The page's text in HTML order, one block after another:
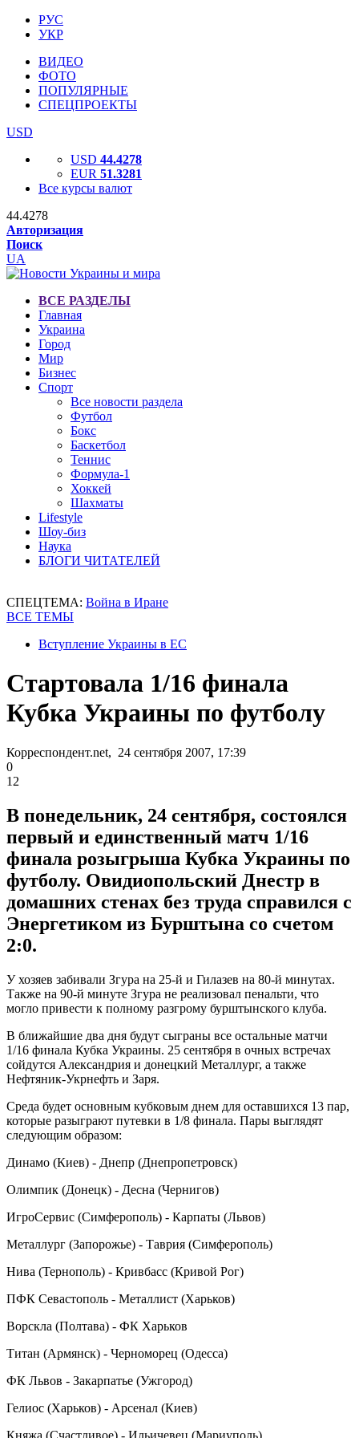
РУС
УКР
ВИДЕО
ФОТО
ПОПУЛЯРНЫЕ
СПЕЦПРОЕКТЫ
USD
USD 44.4278
EUR 51.3281
Все курсы валют
44.4278
Авторизация
Поиск
UA
ВСЕ РАЗДЕЛЫ
Главная
Украина
Город
Мир
Бизнес
Спорт
Все новости раздела
Футбол
Бокс
Баскетбол
Теннис
Формула-1
Хоккей
Шахматы
Lifestyle
Шоу-биз
Наука
БЛОГИ ЧИТАТЕЛЕЙ
СПЕЦТЕМА: Война в Иране
ВСЕ ТЕМЫ
Вступление Украины в ЕС
Стартовала 1/16 финала
Кубка Украины по футболу
Корреспондент.net, 24 сентября 2007, 17:39
0
12
В понедельник, 24 сентября, состоялся
первый и единственный матч 1/16
финала розыгрыша Кубка Украины по
футболу. Овидиопольский Днестр в
домашних стенах без труда справился с
Энергетиком из Бурштына со счетом
2:0.
У хозяев забивали Згура на 25-й и Гилазев на 80-й минутах.
Также на 90-й минуте Згура не реализовал пенальти, что
могло привести к полному разгрому бурштынского клуба.
В ближайшие два дня будут сыграны все остальные матчи
1/16 финала Кубка Украины. 25 сентября в очных встречах
сойдутся Александрия и донецкий Металлург, а также
Нефтяник-Укрнефть и Заря.
Среда будет основным кубковым днем для оставшихся 13 пар,
которые разыграют путевки в 1/8 финала. Пары выглядят
следующим образом:
Динамо (Киев) - Днепр (Днепропетровск)
Олимпик (Донецк) - Десна (Чернигов)
ИгроСервис (Симферополь) - Карпаты (Львов)
Металлург (Запорожье) - Таврия (Симферополь)
Нива (Тернополь) - Кривбасс (Кривой Рог)
ПФК Севастополь - Металлист (Харьков)
Ворскла (Полтава) - ФК Харьков
Титан (Армянск) - Черноморец (Одесса)
ФК Львов - Закарпатье (Ужгород)
Гелиос (Харьков) - Арсенал (Киев)
Княжа (Счастливое) - Ильичевец (Мариуполь)